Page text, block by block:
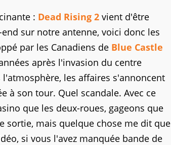
: Dead Rising 2 vient d'être
sur notre antenne, voici donc les
par les Canadiens de Blue Castle
après l'invasion du centre
les affaires s'annoncent
à son tour. Quel scandale. Avec ce
que les deux-roues, gageons que
sortie, mais quelque chose me dit que
si vous l'avez manquée bande de